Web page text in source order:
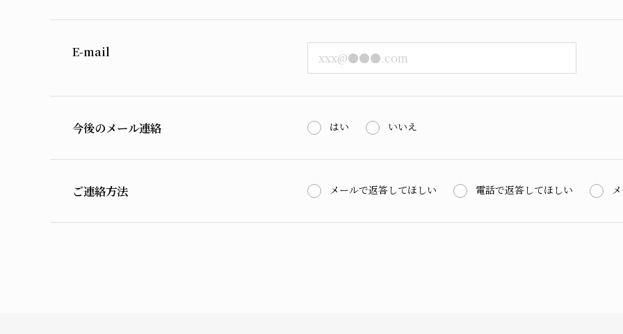
E-mail
今後のメール連絡 はい いいえ
ご連絡方法 メールで返答してほしい 電話で返答してほしい